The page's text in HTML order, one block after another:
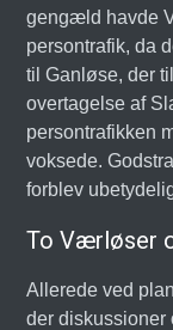
gengæld havde
persontrafik, da
til Ganløse, der
overtagelse af
persontrafikken
voksede.
forblev
To Værløser
Allerede ved
der